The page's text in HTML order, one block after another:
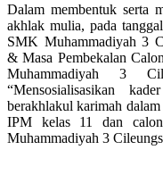
Dalam membentuk serta
akhlak mulia, pada
SMK Muhammadiyah 3
& Masa Pembekalan
Muhammadiyah 3
“Mensosialisasikan
berakhlakul karimah
IPM kelas 11 dan
Muhammadiyah 3